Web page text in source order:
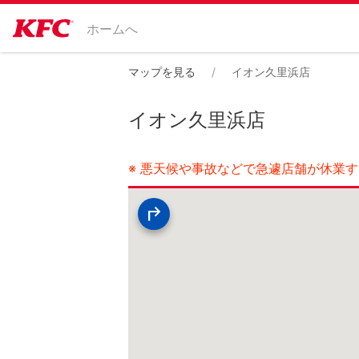
ホームへ
マップを見る イオン久里浜店
イオン久里浜店
※ 悪天候や事故などで急遽店舗が休業